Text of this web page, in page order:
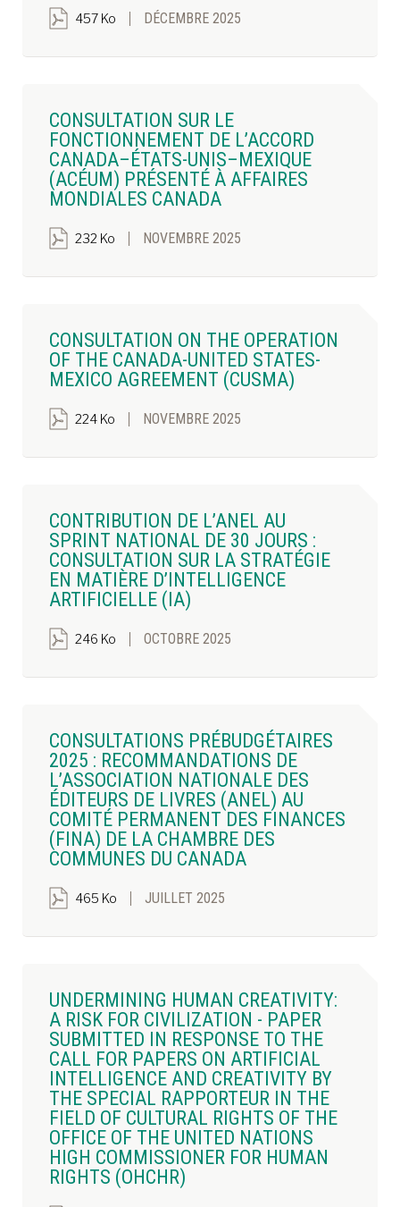
457 Ko DÉCEMBRE 2025
CONSULTATION SUR LE
FONCTIONNEMENT DE L’ACCORD
CANADA–ÉTATS-UNIS–MEXIQUE
(ACÉUM) PRÉSENTÉ À AFFAIRES
MONDIALES CANADA
232 Ko NOVEMBRE 2025
CONSULTATION ON THE OPERATION
OF THE CANADA-UNITED STATES-
MEXICO AGREEMENT (CUSMA)
224 Ko NOVEMBRE 2025
CONTRIBUTION DE L’ANEL AU
SPRINT NATIONAL DE 30 JOURS :
CONSULTATION SUR LA STRATÉGIE
EN MATIÈRE D’INTELLIGENCE
ARTIFICIELLE (IA)
246 Ko OCTOBRE 2025
CONSULTATIONS PRÉBUDGÉTAIRES
2025 : RECOMMANDATIONS DE
L’ASSOCIATION NATIONALE DES
ÉDITEURS DE LIVRES (ANEL) AU
COMITÉ PERMANENT DES FINANCES
(FINA) DE LA CHAMBRE DES
COMMUNES DU CANADA
465 Ko JUILLET 2025
UNDERMINING HUMAN CREATIVITY:
A RISK FOR CIVILIZATION - PAPER
SUBMITTED IN RESPONSE TO THE
CALL FOR PAPERS ON ARTIFICIAL
INTELLIGENCE AND CREATIVITY BY
THE SPECIAL RAPPORTEUR IN THE
FIELD OF CULTURAL RIGHTS OF THE
OFFICE OF THE UNITED NATIONS
HIGH COMMISSIONER FOR HUMAN
RIGHTS (OHCHR)